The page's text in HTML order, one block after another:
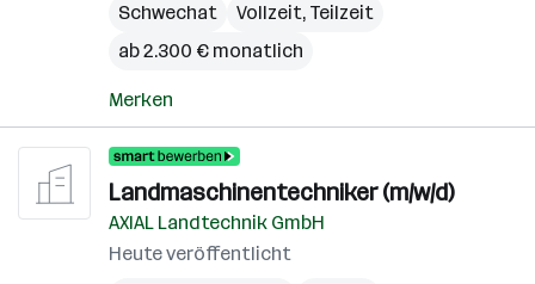
Schwechat
Vollzeit, Teilzeit
ab 2.300 € monatlich
Merken
Landmaschinentechniker (m/w/d)
AXIAL Landtechnik GmbH
Heute veröffentlicht